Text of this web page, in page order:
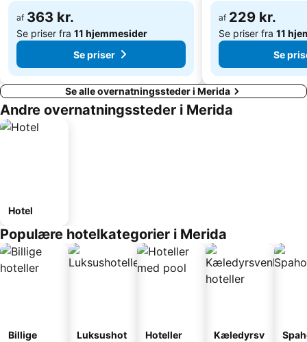
af 363 kr.
Se priser fra 11 hjemmesider
Se priser
af 229 kr.
Se priser fra 11
Se
Se alle overnatningssteder i Merida
Andre overnatningssteder i Merida
Hotel
Populære hotelkategorier i Merida
Billige
Luksushot
Hoteller
Kæledyrsv